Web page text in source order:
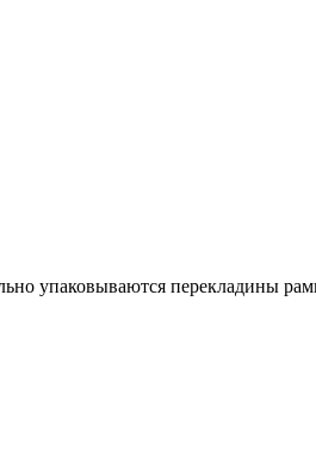
упаковываются перекладины